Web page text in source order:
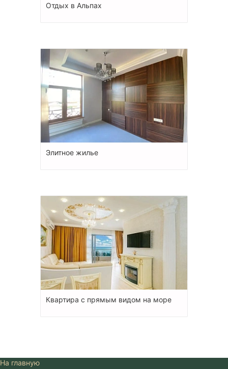
Отдых в Альпах
Элитное жилье
Квартира с прямым видом на море
На главную